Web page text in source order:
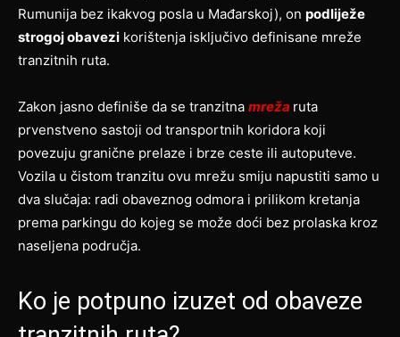
Rumunija bez ikakvog posla u Mađarskoj), on podliježe
strogoj obavezi korištenja isključivo definisane mreže
tranzitnih ruta.
Zakon jasno definiše da se tranzitna mreža ruta
prvenstveno sastoji od transportnih koridora koji
povezuju granične prelaze i brze ceste ili autoputeve.
Vozila u čistom tranzitu ovu mrežu smiju napustiti samo u
dva slučaja: radi obaveznog odmora i prilikom kretanja
prema parkingu do kojeg se može doći bez prolaska kroz
naseljena područja.
Ko je potpuno izuzet od obaveze